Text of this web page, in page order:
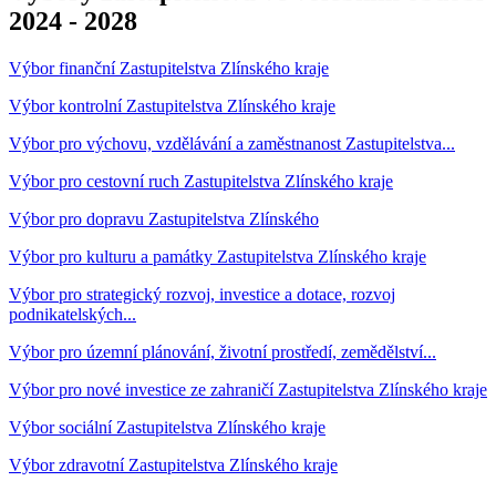
2024 - 2028
Výbor finanční Zastupitelstva Zlínského kraje
Výbor kontrolní Zastupitelstva Zlínského kraje
Výbor pro výchovu, vzdělávání a zaměstnanost Zastupitelstva...
Výbor pro cestovní ruch Zastupitelstva Zlínského kraje
Výbor pro dopravu Zastupitelstva Zlínského
Výbor pro kulturu a památky Zastupitelstva Zlínského kraje
Výbor pro strategický rozvoj, investice a dotace, rozvoj
podnikatelských...
Výbor pro územní plánování, životní prostředí, zemědělství...
Výbor pro nové investice ze zahraničí Zastupitelstva Zlínského kraje
Výbor sociální Zastupitelstva Zlínského kraje
Výbor zdravotní Zastupitelstva Zlínského kraje